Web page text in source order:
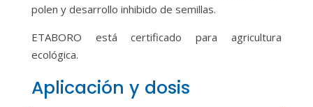
polen y desarrollo inhibido de semillas.
ETABORO está certificado para agricultura
ecológica.
Aplicación y dosis